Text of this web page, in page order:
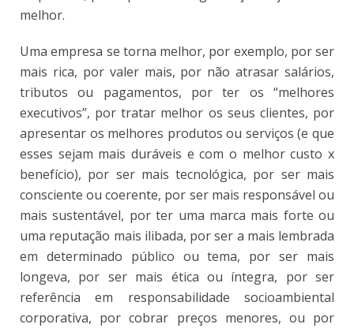
melhor.
Uma empresa se torna melhor, por exemplo, por ser
mais rica, por valer mais, por não atrasar salários,
tributos ou pagamentos, por ter os “melhores
executivos”, por tratar melhor os seus clientes, por
apresentar os melhores produtos ou serviços (e que
esses sejam mais duráveis e com o melhor custo x
benefício), por ser mais tecnológica, por ser mais
consciente ou coerente, por ser mais responsável ou
mais sustentável, por ter uma marca mais forte ou
uma reputação mais ilibada, por ser a mais lembrada
em determinado público ou tema, por ser mais
longeva, por ser mais ética ou íntegra, por ser
referência em responsabilidade socioambiental
corporativa, por cobrar preços menores, ou por